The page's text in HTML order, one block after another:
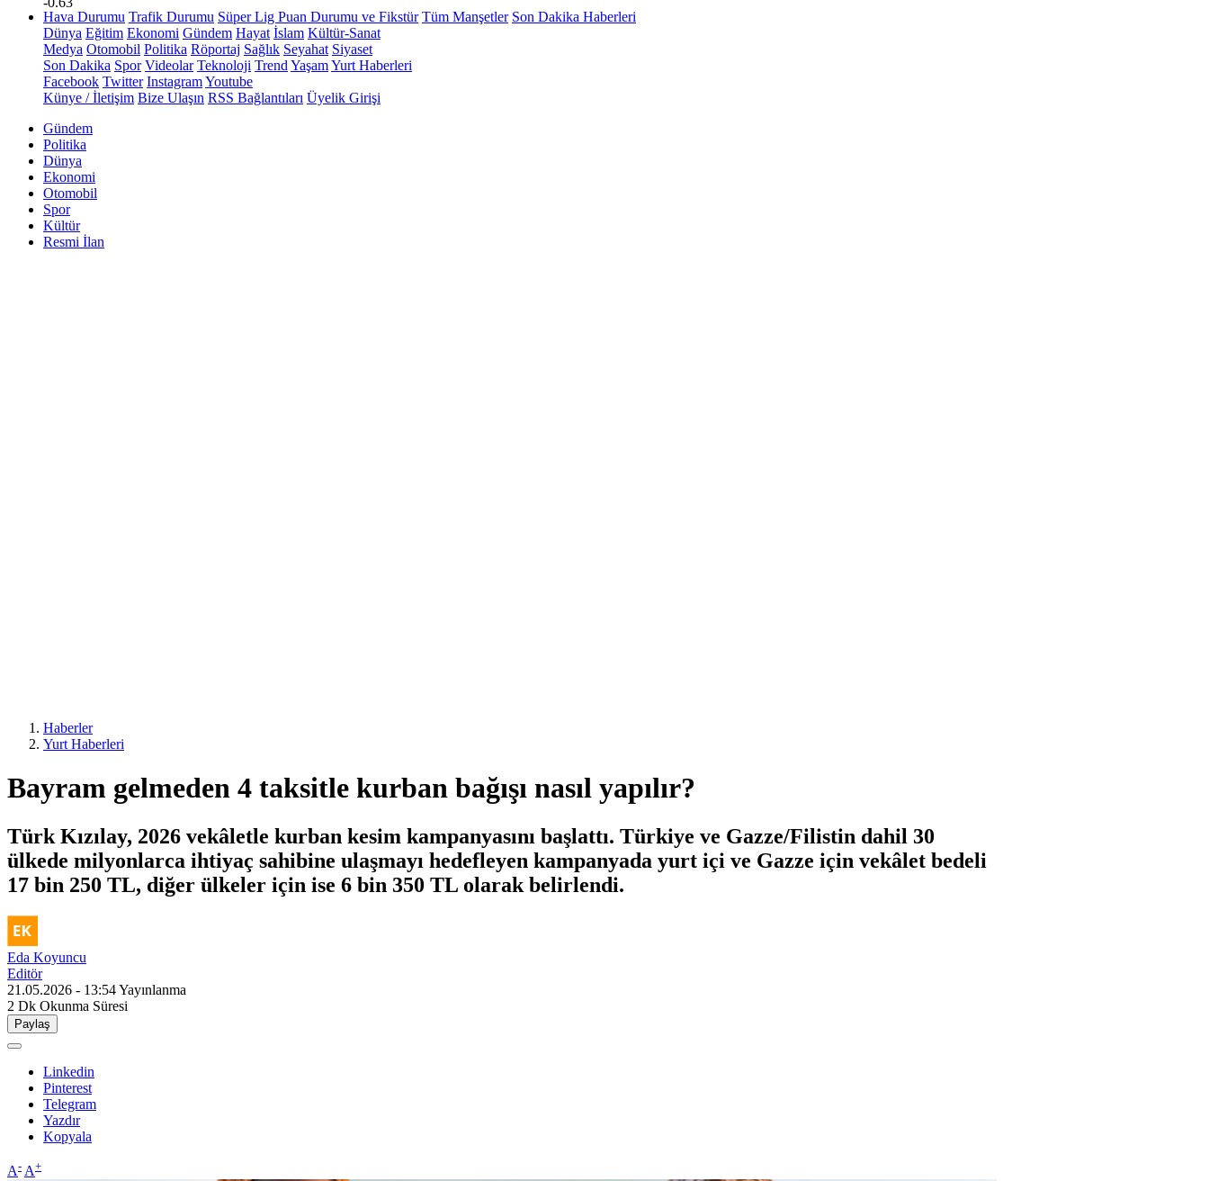
Hava Durumu Trafik Durumu Süper Lig Puan Durumu ve Fikstür Tüm Manşetler Son Dakika Haberleri
Dünya Eğitim Ekonomi Gündem Hayat İslam Kültür-Sanat
Medya Otomobil Politika Röportaj Sağlık Seyahat Siyaset
Son Dakika Spor Videolar Teknoloji Trend YaşamYurt Haberleri
Facebook Twitter InstagramYoutube
Künye / İletişim Bize Ulaşın RSS Bağlantıları Üyelik Girişi
Gündem
Politika
Dünya
Ekonomi
Otomobil
Spor
Kültür
Resmi İlan
Haberler
Yurt Haberleri
Bayram gelmeden 4 taksitle kurban bağışı nasıl yapılır?
Türk Kızılay, 2026 vekâletle kurban kesim kampanyasını başlattı. Türkiye ve Gazze/Filistin dahil 30
ülkede milyonlarca ihtiyaç sahibine ulaşmayı hedefleyen kampanyada yurt içi ve Gazze için vekâlet bedeli
17 bin 250 TL, diğer ülkeler için ise 6 bin 350 TL olarak belirlendi.
Eda Koyuncu
Editör
21.05.2026 - 13:54Yayınlanma
2 Dk Okunma Süresi
Paylaş
Linkedin
Pinterest
Telegram
Yazdır
Kopyala
A- A+